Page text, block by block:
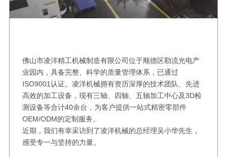
佛山市凌洋精工机械制造有限公司位于顺德区勒流光电产
业园内，具备完整、科学的质量管理体系，已通过
ISO9001认证。凌洋机械拥有资历深厚的技术团队、先进
高效的加工设备，现有三轴、四轴、五轴加工中心及3D检
测设备等合计40余台，为客户提供一站式精密零部件
OEM/ODM的定制服务。
近期，我们有幸采访到了凌洋机械的总经理吴小华先生，
感受专一与坚持的力量。